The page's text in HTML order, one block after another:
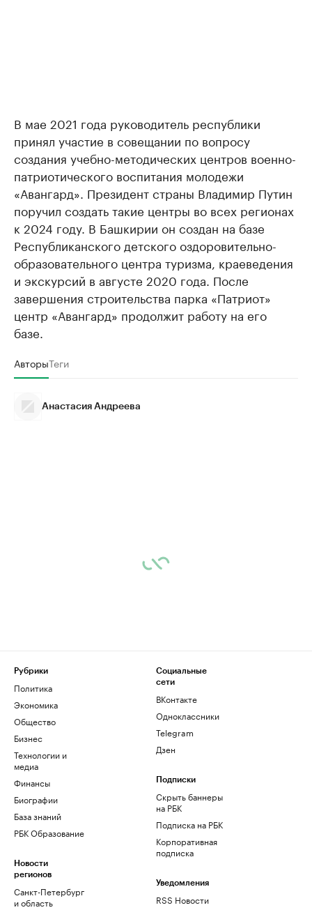
В мае 2021 года руководитель республики
принял участие в совещании по вопросу
создания учебно-методических центров военно-
патриотического воспитания молодежи
«Авангард». Президент страны Владимир Путин
поручил создать такие центры во всех регионах
к 2024 году. В Башкирии он создан на базе
Республиканского детского оздоровительно-
образовательного центра туризма, краеведения
и экскурсий в августе 2020 года. После
завершения строительства парка «Патриот»
центр «Авангард» продолжит работу на его
базе.
АвторыТеги
Анастасия Андреева
Рубрики
Политика
Экономика
Общество
Бизнес
Технологии и
медиа
Финансы
Биографии
База знаний
РБК Образование
Новости
регионов
Санкт-Петербург
и область
Социальные
сети
ВКонтакте
Одноклассники
Telegram
Дзен
Подписки
Скрыть баннеры
на РБК
Подписка на РБК
Корпоративная
подписка
Уведомления
RSS Новости